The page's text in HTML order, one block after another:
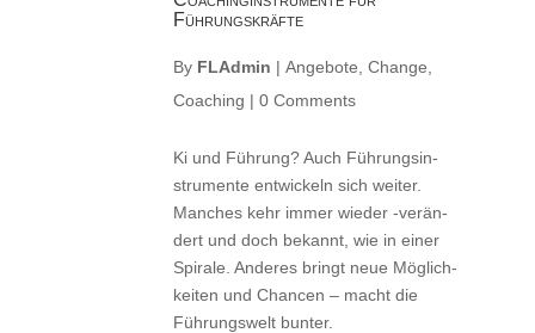
Führungskräfte
By FLAdmin | Angebote Change
Coaching | 0 Comments
Ki und Füh­rung? Auch Füh­rungs­in­
stru­men­te ent­wi­ckeln sich wei­ter.
Man­ches kehr immer wie­der ‑ver­än­
dert und doch bekannt, wie in einer
Spi­ra­le. Ande­res bringt neue Mög­lich­
kei­ten und Chan­cen – macht die
Füh­rungs­welt bunter.